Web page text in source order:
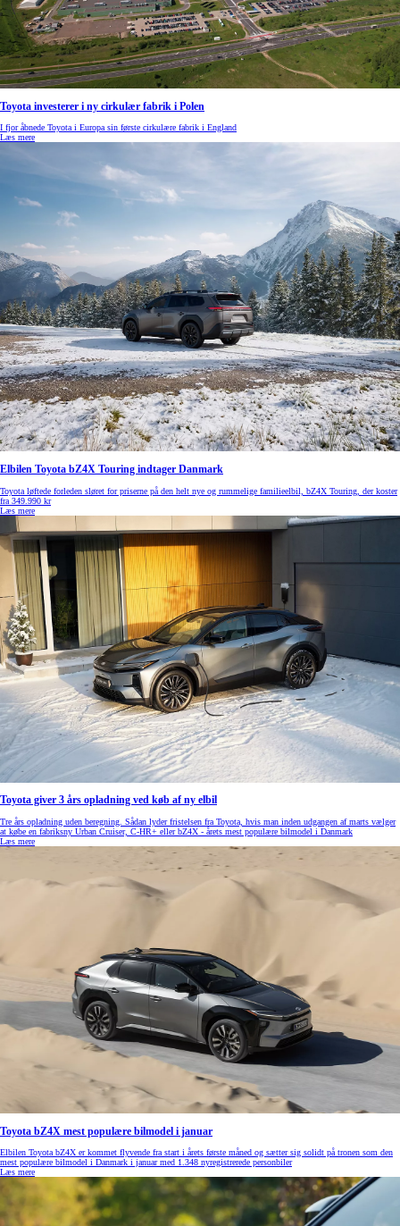
Toyota investerer i ny cirkulær fabrik i Polen
I fjor åbnede Toyota i Europa sin første cirkulære fabrik i England
Læs mere
Elbilen Toyota bZ4X Touring indtager Danmark
Toyota løftede forleden sløret for priserne på den helt nye og rummelige familieelbil, bZ4X Touring, der koster
fra 349.990 kr
Læs mere
Toyota giver 3 års opladning ved køb af ny elbil
Tre års opladning uden beregning. Sådan lyder fristelsen fra Toyota, hvis man inden udgangen af marts vælger
at købe en fabriksny Urban Cruiser, C-HR+ eller bZ4X - årets mest populære bilmodel i Danmark
Læs mere
Toyota bZ4X mest populære bilmodel i januar
Elbilen Toyota bZ4X er kommet flyvende fra start i årets første måned og sætter sig solidt på tronen som den
mest populære bilmodel i Danmark i januar med 1.348 nyregistrerede personbiler
Læs mere